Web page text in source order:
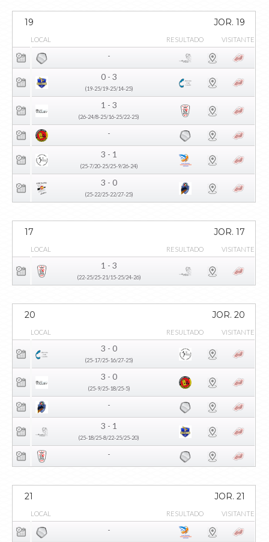
19 JOR. 19
LOCAL RESULTADO VISITANTE
-
0 - 3
(19-25/19-25/14-25)
1 - 3
(26-24/8-25/16-25/22-25)
-
3 - 1
(25-7/20-25/25-9/26-24)
3 - 0
(25-22/25-22/27-25)
17 JOR. 17
LOCAL RESULTADO VISITANTE
1 - 3
(22-25/25-21/15-25/24-26)
20 JOR. 20
LOCAL RESULTADO VISITANTE
3 - 0
(25-17/25-16/27-25)
3 - 0
(25-9/25-18/25-5)
-
3 - 1
(25-18/25-8/22-25/25-20)
-
21 JOR. 21
LOCAL RESULTADO VISITANTE
-